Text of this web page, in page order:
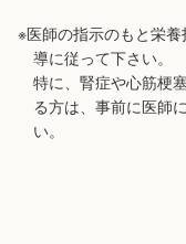
※医師の指示のもと栄
導に従って下さい。
特に、腎症や心筋梗
る方は、事前に医師
い。